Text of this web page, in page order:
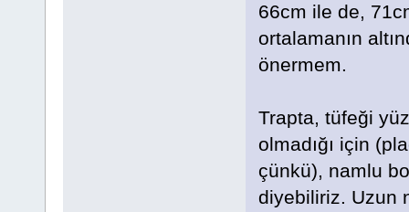
66cm ile de,
ortalamanın
önermem.
Trapta, tüfeği
olmadığı için
çünkü), namlu
diyebiliriz. Uzun